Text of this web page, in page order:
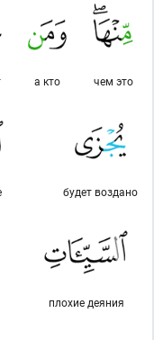
чем это
а кто
будет воздано
плохие деяния